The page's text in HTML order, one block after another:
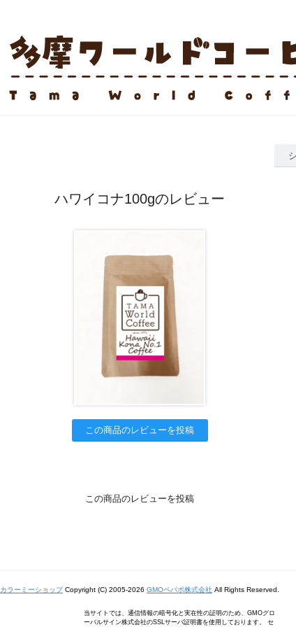
ハワイコナ100gのレビュー
この商品のレビューを投稿
この商品のレビューを投稿
カラーミーショップCopyright (C) 2005-2026 GMOペパボ株式会社 All Rights Reserved.
当サイトでは、通信情報の暗号化と実在性の証明のため、GMOグロ
ーバルサイン株式会社のSSLサーバ証明書を使用しております。 セ